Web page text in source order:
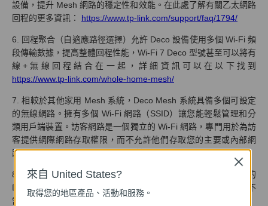
設備，提升 Mesh 網路的穩定性和效能。在此處了解有關乙太網路
回程的更多資訊： https://www.tp-link.com/support/faq/1794/
6. 回程聚合（自適應路徑選擇）允許 Deco 設備使用多個 Wi-Fi 頻
段傳輸數據，提高整體回程性能，Wi-Fi 7 Deco 型號甚至可以將有
線+無線回程結合在一起，詳細資訊可以在以下找到
https://www.tp-link.com/whole-home-mesh/
7. 相較於其他家用 Mesh 系統，Deco Mesh 系統具備多個可設定
的無線網路。擁有多個 Wi-Fi 網路（SSID）讓您能輕鬆管理和分
類用戶端裝置。訪客網路是一個獨立的 Wi-Fi 網路，專門用於為訪
客提供網際網路存取權限，而不允許他們存取您的主要或內部網
路。IoT 網路則是專門設計用於連接和管理 IoT 設備。
8. 預設設定讓安裝變得更加簡單，以 Deco 為例，只要主要的
Deco 設定正確，你只需要開啟其餘的衛星設備電源，它們可在不
需手動設定的情況下自動加入 Mesh 網路。
來自 United States?
取得您的地區產品、活動和服務。
Close